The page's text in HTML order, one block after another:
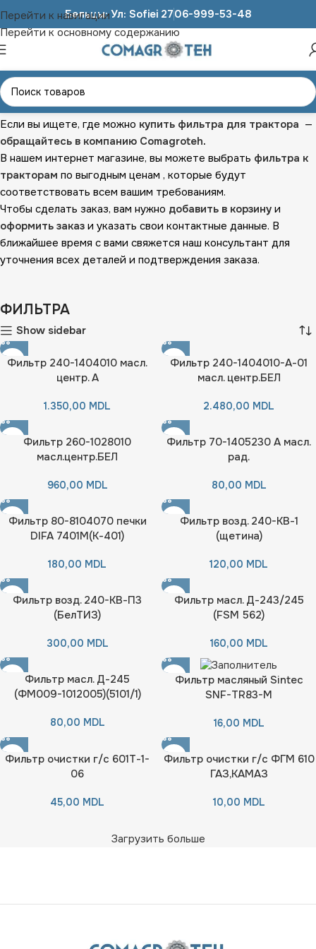
Перейти к навигации
Перейти к основному содержанию
Бельцы: Ул: Sofiei 2706-999-53-48
Главная ЗАПЧАСТИ К ТРАКТОРАМ ФИЛЬТРА
Если вы ищете, где можно купить фильтра для трактора —
обращайтесь в компанию Comagroteh.
В нашем интернет магазине, вы можете выбрать фильтра к
тракторам по выгодным ценам , которые будут
соответствовать всем вашим требованиям.
Чтобы сделать заказ, вам нужно добавить в корзину и
оформить заказ и указать свои контактные данные. В
ближайшее время с вами свяжется наш консультант для
уточнения всех деталей и подтверждения заказа.
ФИЛЬТРА
Show sidebar
Фильтр 240-1404010 масл.
центр. А
1.350,00 MDL
Фильтр 240-1404010-А-01
масл. центр.БЕЛ
2.480,00 MDL
Фильтр 260-1028010
масл.центр.БЕЛ
960,00 MDL
Фильтр 70-1405230 А масл.
рад.
80,00 MDL
Фильтр 80-8104070 печки
DIFA 7401M(К-401)
180,00 MDL
Фильтр возд. 240-КВ-1
(щетина)
120,00 MDL
Фильтр возд. 240-КВ-П3
(БелТИЗ)
300,00 MDL
Фильтр масл. Д-243/245
(FSM 562)
160,00 MDL
Фильтр масл. Д-245
(ФМ009-1012005)(5101/1)
80,00 MDL
Фильтр масляный Sintec
SNF-TR83-M
16,00 MDL
Фильтр очистки г/с 601Т-1-
06
45,00 MDL
Фильтр очистки г/с ФГМ 610
ГАЗ,КАМАЗ
10,00 MDL
Загрузить больше